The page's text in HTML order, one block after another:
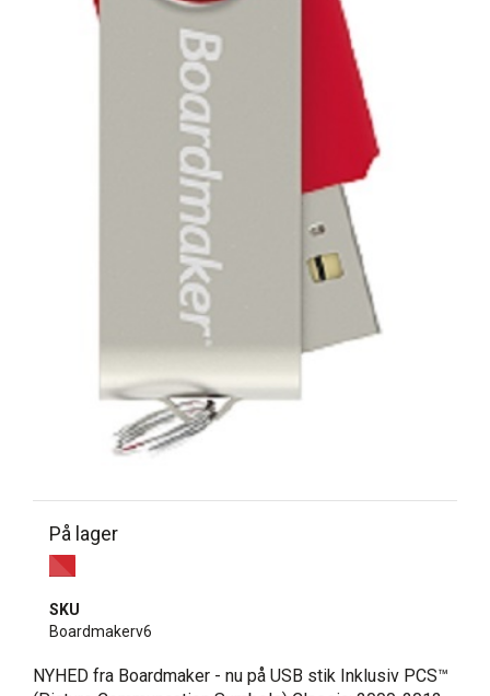
På lager
SKU
Boardmakerv6
NYHED fra Boardmaker - nu på USB stik Inklusiv PCS™